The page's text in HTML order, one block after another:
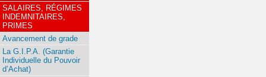
SALAIRES, RÉGIMES
INDEMNITAIRES,
PRIMES
Avancement de grade
La G.I.P.A. (Garantie
Individuelle du Pouvoir
d’Achat)